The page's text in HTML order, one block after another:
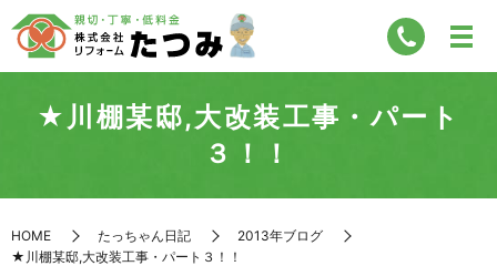
★川棚某邸,大改装工事・パート
３！！
HOME たっちゃん日記
2013年ブログ
★川棚某邸,大改装工事・パート３！！